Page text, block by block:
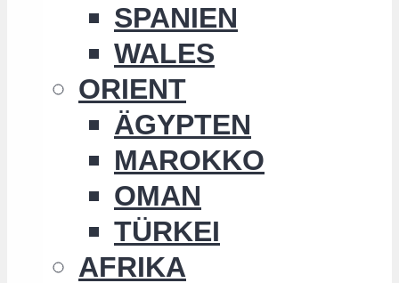
SPANIEN
WALES
ORIENT
ÄGYPTEN
MAROKKO
OMAN
TÜRKEI
AFRIKA